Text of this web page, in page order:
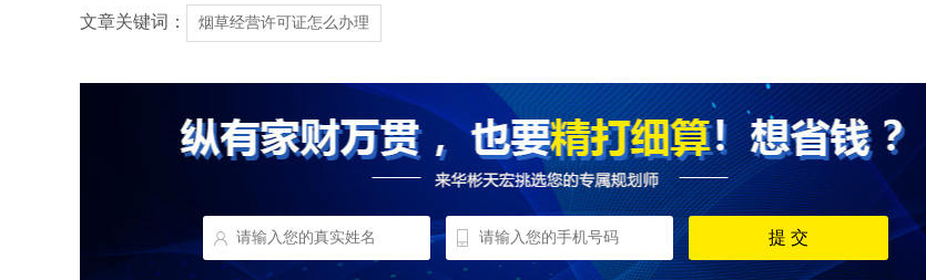
文章关键词： 烟草经营许可证怎么办理